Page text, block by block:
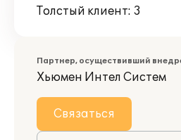
Толстый клиент: 3
Партнер, осуществивший
Хьюмен Интел Систем
Связаться